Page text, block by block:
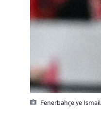
Fenerbahçe'ye